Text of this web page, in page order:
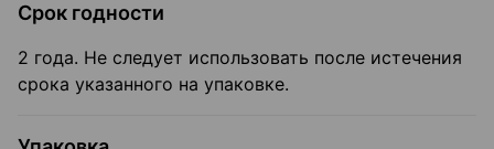
Срок годности
2 года. Не следует использовать после истечения
срока указанного на упаковке.